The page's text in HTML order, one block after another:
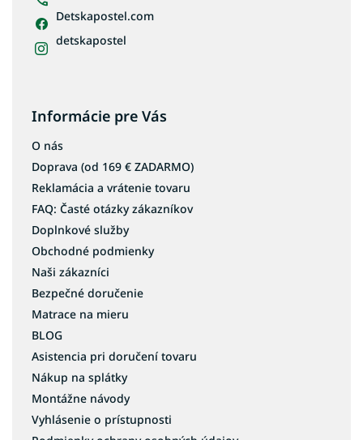
Detskapostel.com
detskapostel
Informácie pre Vás
O nás
Doprava (od 169 € ZADARMO)
Reklamácia a vrátenie tovaru
FAQ: Časté otázky zákazníkov
Doplnkové služby
Obchodné podmienky
Naši zákazníci
Bezpečné doručenie
Matrace na mieru
BLOG
Asistencia pri doručení tovaru
Nákup na splátky
Montážne návody
Vyhlásenie o prístupnosti